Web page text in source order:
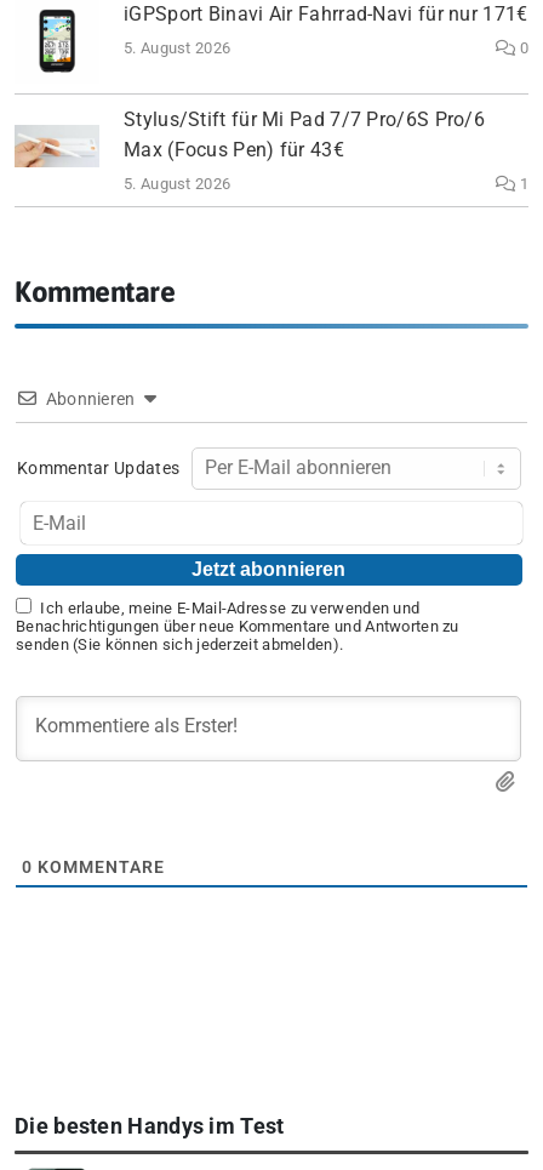
iGPSport Binavi Air Fahrrad-Navi für nur 171€
5. August 2026 0
Stylus/Stift für Mi Pad 7/7 Pro/6S Pro/6
Max (Focus Pen) für 43€
5. August 2026 1
Kommentare
Abonnieren
Kommentar Updates
Ich erlaube, meine E-Mail-Adresse zu verwenden und
Benachrichtigungen über neue Kommentare und Antworten zu
senden (Sie können sich jederzeit abmelden).
0 KOMMENTARE
Die besten Handys im Test